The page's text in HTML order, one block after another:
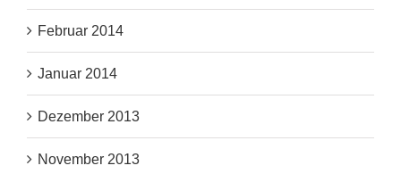
Februar 2014
Januar 2014
Dezember 2013
November 2013